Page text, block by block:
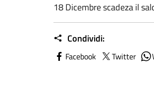
18 Dicembre scadeza il
Condividi:
Facebook Twitter